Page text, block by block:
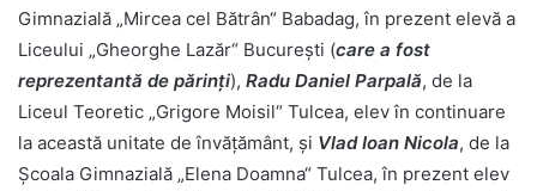
Gimnazială „Mircea cel Bătrân“ Babadag, în prezent elevă a
Liceului „Gheorghe Lazăr“ București (care a fost
reprezentantă de părinți), Radu Daniel Parpală, de la
Liceul Teoretic „Grigore Moisil“ Tulcea, elev în continuare
la această unitate de învățământ, și Vlad Ioan Nicola, de la
Școala Gimnazială „Elena Doamna“ Tulcea, în prezent elev